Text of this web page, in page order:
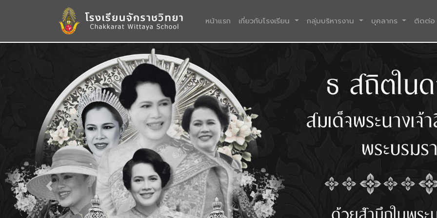
หน้าแรก (current)
เกี่ยวกับโรงเรียน กลุ่มบริหารงาน บุคลากร ติดต่อ
Previous